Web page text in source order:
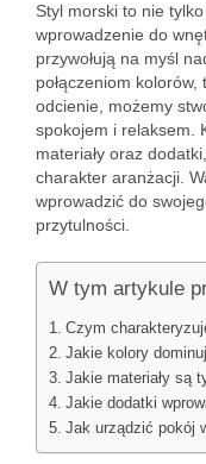
Styl morski to nie
wprowadzenie do
przywołują na myśl
połączeniom kolorów,
odcienie, możemy
spokojem i relaksem.
materiały oraz
charakter aranżacji.
wprowadzić do
przytulności.
W tym artykule
Czym
Jakie kolory
Jakie materiały są
Jakie dodatki
Jak urządzić pokój